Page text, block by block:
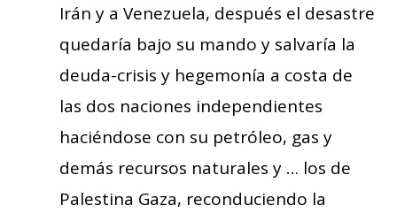
Irán y a Venezuela, después el desastre
quedaría bajo su mando y salvaría la
deuda-crisis y hegemonía a costa de
las dos naciones independientes
haciéndose con su petróleo, gas y
demás recursos naturales y … los de
Palestina Gaza, reconduciendo la